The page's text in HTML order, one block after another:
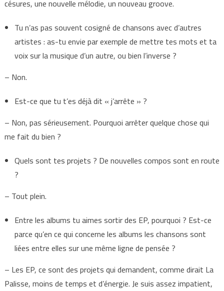
césures, une nouvelle mélodie, un nouveau groove.
Tu n’as pas souvent cosigné de chansons avec d’autres
artistes : as-tu envie par exemple de mettre tes mots et ta
voix sur la musique d’un autre, ou bien l’inverse ?
– Non.
Est-ce que tu t’es déjà dit « j’arrête » ?
– Non, pas sérieusement. Pourquoi arrêter quelque chose qui
me fait du bien ?
Quels sont tes projets ? De nouvelles compos sont en route
?
– Tout plein.
Entre les albums tu aimes sortir des EP, pourquoi ? Est-ce
parce qu’en ce qui concerne les albums les chansons sont
liées entre elles sur une même ligne de pensée ?
– Les EP, ce sont des projets qui demandent, comme dirait La
Palisse, moins de temps et d’énergie. Je suis assez impatient,